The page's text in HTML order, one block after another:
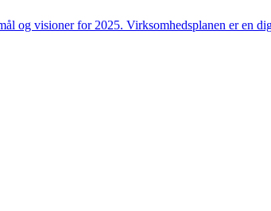
og visioner for 2025. Virksomhedsplanen er en